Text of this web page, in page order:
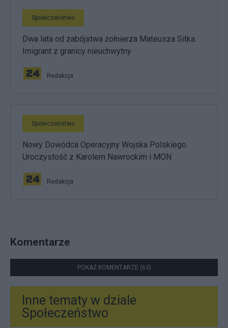
Społeczeństwo
Dwa lata od zabójstwa żołnierza Mateusza Sitka.
Imigrant z granicy nieuchwytny
Redakcja
Społeczeństwo
Nowy Dowódca Operacyjny Wojska Polskiego.
Uroczystość z Karolem Nawrockim i MON
Redakcja
Komentarze
POKAŻ KOMENTARZE (63)
Inne tematy w dziale
Społeczeństwo